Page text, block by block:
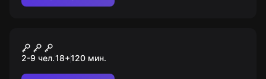
Квиз, плиз!
2-9 чел.18+120 мин.